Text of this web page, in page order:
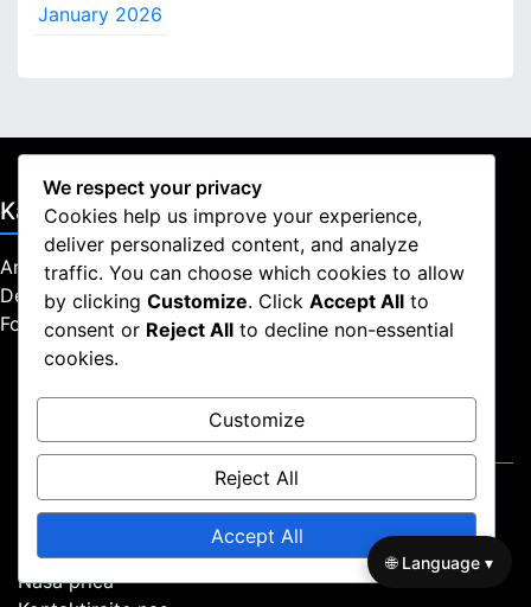
January 2026
Kategorije
Analiza igre 3-2 zonske obrane
Defenzivne strategije u 3-2 zonskoj obrani
Formacije tima za 3-2 zonu obrane
Pravne informacije
Uvjeti korištenja
Politika zaštite podataka
Politika kolačića
Naša priča
We respect your privacy
Cookies help us improve your experience,
deliver personalized content, and analyze
traffic. You can choose which cookies to allow
by clicking Customize. Click Accept All to
consent or Reject All to decline non-essential
cookies.
Customize
Reject All
Accept All
🌐 Language ▾